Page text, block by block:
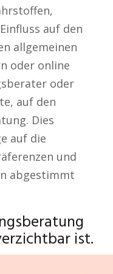
auf den
allgemeinen
oder online
oder
auf den
Dies
auf die
und
abgestimmt
ist.